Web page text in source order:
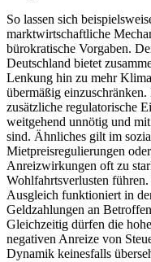
So lassen sich
marktwirtschaftliche
bürokratische Vorgaben.
Deutschland bietet
Lenkung hin zu mehr
übermäßig einzuschränken.
zusätzliche regulatorische
weitgehend unnötig und
sind. Ähnliches gilt im
Mietpreisregulierungen
Anreizwirkungen oft zu
Wohlfahrtsverlusten
Ausgleich funktioniert in
Geldzahlungen an
Gleichzeitig dürfen die
negativen Anreize von
Dynamik keinesfalls